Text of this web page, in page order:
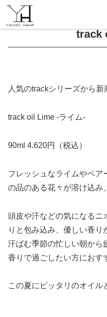
track
人気のtrackシリーズから新
track oil Lime -ライム-
90ml 4.620円（税込）
フレッシュなライムやペア
の品のある花々が溶け込み
頭皮や汗などの気になるニ
りと包み込み、優しい香り
汗ばむ季節の忙しい朝から
香りで過ごしたい方におす
この夏にピッタリのオイル